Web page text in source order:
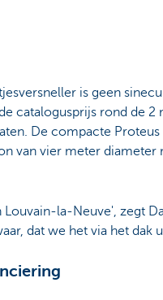
is geen
catalogusprijs rond de
De compacte
van vier meter
la-Neuve', zegt
dat we het via het dak